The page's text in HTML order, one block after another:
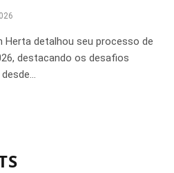
detalhou seu processo de
destacando os desafios